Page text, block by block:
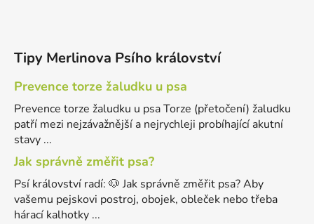
Tipy Merlinova Psího království
Prevence torze žaludku u psa
Prevence torze žaludku u psa Torze (přetočení) žaludku
patří mezi nejzávažnější a nejrychleji probíhající akutní
stavy ...
Jak správně změřit psa?
Psí království radí: 🐶 Jak správně změřit psa? Aby
vašemu pejskovi postroj, obojek, obleček nebo třeba
hárací kalhotky ...